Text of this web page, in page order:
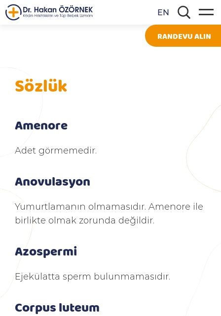
EN
RANDEVU ALIN
Sözlük
Amenore
Adet görmemedir.
Anovulasyon
Yumurtlamanın olmamasıdır. Amenore ile
birlikte olmak zorunda değildir.
Azospermi
Ejekülatta sperm bulunmamasıdır.
Corpus luteum